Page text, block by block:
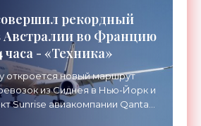
рекордный
Австралии во Францию
часа - «Техника»
откроется новый маршрут
из Сиднея в Нью-Йорк и
Sunrise авиакомпании Qantas